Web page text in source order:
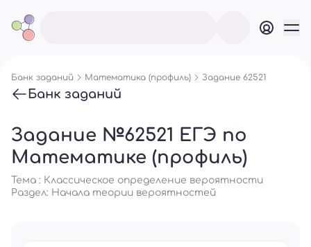
Банк заданий Математика (профиль) Задание 62521
Банк заданий
Задание №62521 ЕГЭ по
Математике (профиль)
Тема : Классическое определение вероятности
Раздел: Начала теории вероятностей